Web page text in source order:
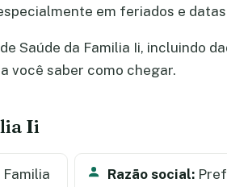
em feriados e
Saúde da Familia Ii, incluindo
você saber como chegar.
Ii
Familia
Razão social: